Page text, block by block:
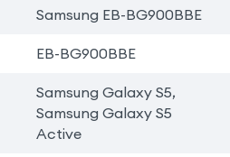
Samsung EB-BG900BBE
EB-BG900BBE
Samsung Galaxy S5,
Samsung Galaxy S5
Active